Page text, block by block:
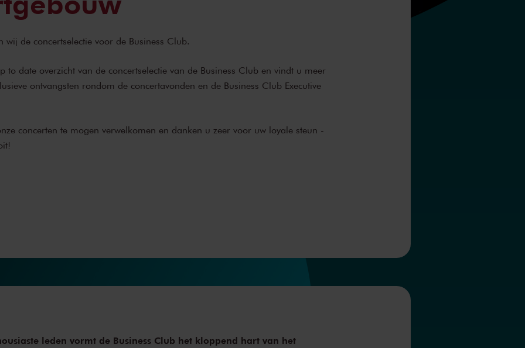
wij de concertselectie voor de Business Club.
to date overzicht van de concertselectie van de Business Club en vindt u meer
ontvangsten rondom de concertavonden en de Business Club Executive
concerten te mogen verwelkomen en danken u zeer voor uw loyale steun -
leden vormt de Business Club het kloppend hart van het